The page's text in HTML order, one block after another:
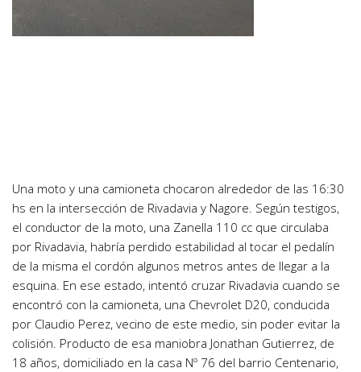
Una moto y una camioneta chocaron alrededor de las 16:30
hs en la intersección de Rivadavia y Nagore. Según testigos,
el conductor de la moto, una Zanella 110 cc que circulaba
por Rivadavia, habría perdido estabilidad al tocar el pedalín
de la misma el cordón algunos metros antes de llegar a la
esquina. En ese estado, intentó cruzar Rivadavia cuando se
encontró con la camioneta, una Chevrolet D20, conducida
por Claudio Perez, vecino de este medio, sin poder evitar la
colisión. Producto de esa maniobra Jonathan Gutierrez, de
18 años, domiciliado en la casa Nº 76 del barrio Centenario,